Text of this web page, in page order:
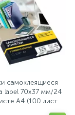
самоклеящиеся
label 70х37 мм/24
А4 (100 лист